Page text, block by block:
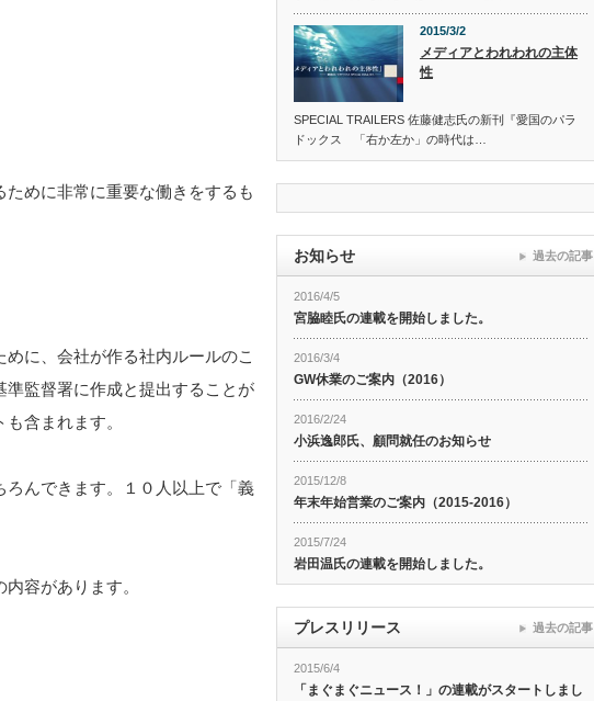
めに非常に重要な働きをするも
に、会社が作る社内ルールのこ
監督署に作成と提出することが
含まれます。
んできます。１０人以上で「義
容があります。
2015/3/2
メディアとわれわれの主体
性
SPECIAL TRAILERS 佐藤健志氏の新刊『愛国のパラ
ドックス 「右か左か」の時代は…
お知らせ
2016/4/5
宮脇睦氏の連載を開始しました。
2016/3/4
GW休業のご案内（2016）
2016/2/24
小浜逸郎氏、顧問就任のお知らせ
2015/12/8
年末年始営業のご案内（2015-2016）
2015/7/24
岩田温氏の連載を開始しました。
過去の記事
プレスリリース
2015/6/4
「まぐまぐニュース！」の連載がスタートしまし
過去の記事